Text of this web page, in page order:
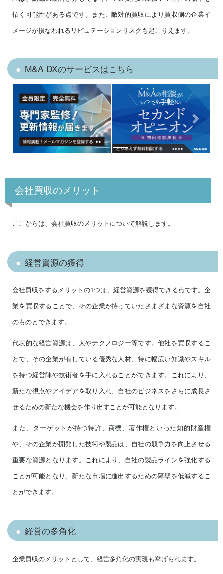
招く可能性がある点です。また、敵対的買収により買収側の企業イ
メージが損なわれるリピュテーションリスクも起こりえます。
M&A DXのサービスはこちら
Previous Next
会社買収のメリット
ここからは、会社買収のメリットについて解説します。
経営資源の獲得
会社買収をするメリットの1つは、経営資源を獲得できる点です。企
業を買収することで、その企業が持っていたさまざまな資源を自社
のものとできます。
代表的な経営資源は、人やテクノロジー等です。他社を買収するこ
とで、その企業が有している優秀な人材、特に幅広い知識やスキル
を持つ経営陣や技術者を手に入れることができます。これにより、
新たな視点やアイデアを取り入れ、自社のビジネスをさらに成長さ
せるための新たな機会を作り出すことが可能となります。
また、ターゲットが持つ特許、商標、著作権といった知的財産権
や、その企業が開発した技術や製品は、自社の競争力を向上させる
重要な資源となります。これにより、自社の製品ラインを強化する
ことが可能となり、新たな市場に進出するための障壁を低減するこ
とができます。
経営の多角化
企業買収のメリットとして、経営多角化の実現も挙げられます。